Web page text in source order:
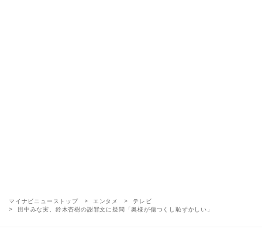
マイナビニューストップ エンタメ
テレビ
田中みな実、鈴木杏樹の謝罪文に疑問「奥様が傷つくし恥ずかしい」